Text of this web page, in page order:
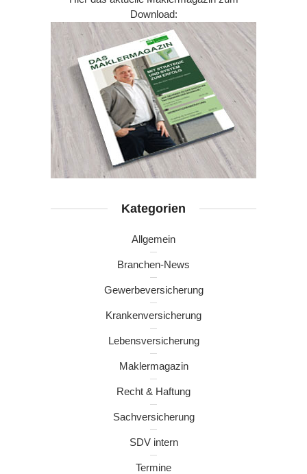
Download:
Kategorien
Allgemein
Branchen-News
Gewerbeversicherung
Krankenversicherung
Lebensversicherung
Maklermagazin
Recht & Haftung
Sachversicherung
SDV intern
Termine